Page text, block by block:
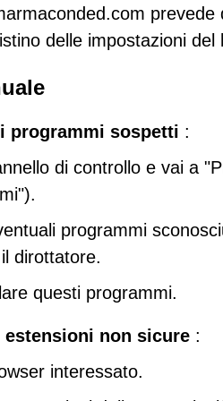
delle impostazioni del
programmi sospetti :
di controllo e vai a
programmi
dirottatore.
questi programmi.
estensioni non sicure :
interessato.